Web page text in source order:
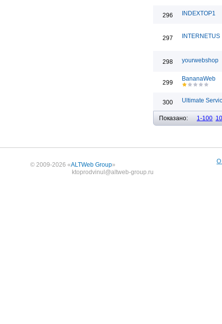
296 INDEXTOP1
297 INTERNETUS
298 yourwebshop
299
BananaWeb
300 Ultimate
Показано: 1-100
© 2009-2026 «ALTWeb Group»
ktoprodvinul@altweb-group.ru
О